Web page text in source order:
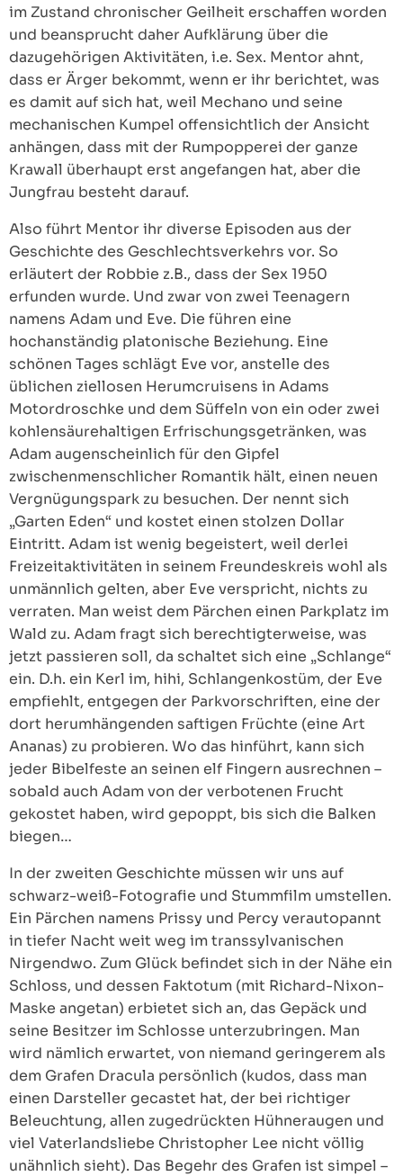
im Zustand chronischer Geilheit erschaffen worden
und beansprucht daher Aufklärung über die
dazugehörigen Aktivitäten, i.e. Sex. Mentor ahnt,
dass er Ärger bekommt, wenn er ihr berichtet, was
es damit auf sich hat, weil Mechano und seine
mechanischen Kumpel offensichtlich der Ansicht
anhängen, dass mit der Rumpopperei der ganze
Krawall überhaupt erst angefangen hat, aber die
Jungfrau besteht darauf.
Also führt Mentor ihr diverse Episoden aus der
Geschichte des Geschlechtsverkehrs vor. So
erläutert der Robbie z.B., dass der Sex 1950
erfunden wurde. Und zwar von zwei Teenagern
namens Adam und Eve. Die führen eine
hochanständig platonische Beziehung. Eine
schönen Tages schlägt Eve vor, anstelle des
üblichen ziellosen Herumcruisens in Adams
Motordroschke und dem Süffeln von ein oder zwei
kohlensäurehaltigen Erfrischungsgetränken, was
Adam augenscheinlich für den Gipfel
zwischenmenschlicher Romantik hält, einen neuen
Vergnügungspark zu besuchen. Der nennt sich
„Garten Eden“ und kostet einen stolzen Dollar
Eintritt. Adam ist wenig begeistert, weil derlei
Freizeitaktivitäten in seinem Freundeskreis wohl als
unmännlich gelten, aber Eve verspricht, nichts zu
verraten. Man weist dem Pärchen einen Parkplatz im
Wald zu. Adam fragt sich berechtigterweise, was
jetzt passieren soll, da schaltet sich eine „Schlange“
ein. D.h. ein Kerl im, hihi, Schlangenkostüm, der Eve
empfiehlt, entgegen der Parkvorschriften, eine der
dort herumhängenden saftigen Früchte (eine Art
Ananas) zu probieren. Wo das hinführt, kann sich
jeder Bibelfeste an seinen elf Fingern ausrechnen –
sobald auch Adam von der verbotenen Frucht
gekostet haben, wird gepoppt, bis sich die Balken
biegen…
In der zweiten Geschichte müssen wir uns auf
schwarz-weiß-Fotografie und Stummfilm umstellen.
Ein Pärchen namens Prissy und Percy verautopannt
in tiefer Nacht weit weg im transsylvanischen
Nirgendwo. Zum Glück befindet sich in der Nähe ein
Schloss, und dessen Faktotum (mit Richard-Nixon-
Maske angetan) erbietet sich an, das Gepäck und
seine Besitzer im Schlosse unterzubringen. Man
wird nämlich erwartet, von niemand geringerem als
dem Grafen Dracula persönlich (kudos, dass man
einen Darsteller gecastet hat, der bei richtiger
Beleuchtung, allen zugedrückten Hühneraugen und
viel Vaterlandsliebe Christopher Lee nicht völlig
unähnlich sieht). Das Begehr des Grafen ist simpel –